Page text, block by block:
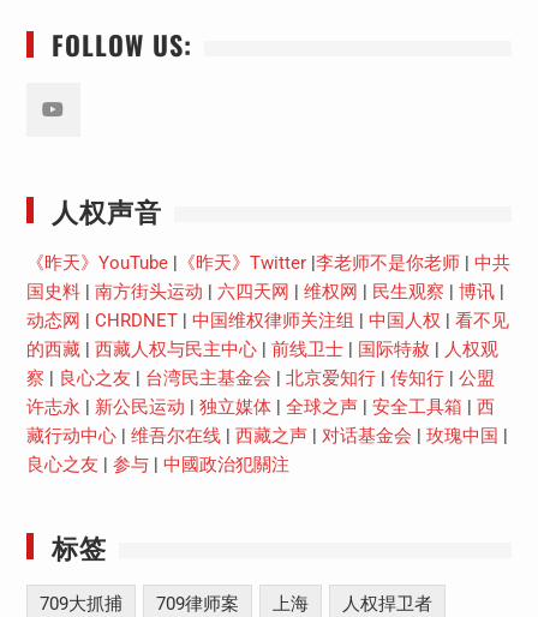
FOLLOW US:
人权声音
《昨天》YouTube| 《昨天》Twitter| 李老师不是你老师| 中共
国史料| 南方街头运动 六四天网 维权网 民生观察 博讯|
动态网
CHRDNET| 中国维权律师关注组 中国人权
看不见
的西藏| 西藏人权与民主中心| 前线卫士| 国际特赦
人权观
察
良心之友 台湾民主基金会 北京爱知行| 传知行| 公盟
许志永
新公民运动 独立媒体| 全球之声| 安全工具箱
西
藏行动中心| 维吾尔在线| 西藏之声| 对话基金会 玫瑰中国
良心之友
参与| 中國政治犯關注
标签
709大抓捕 709律师案 上海 人权捍卫者